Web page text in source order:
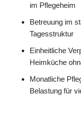
im Pflegeheim
Betreuung im
Tagesstruktur
Einheitliche
Heimküche
Monatliche
Belastung für